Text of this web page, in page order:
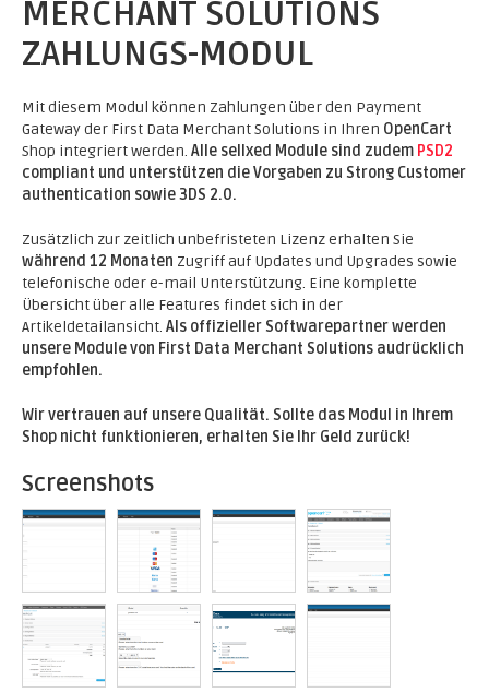
MERCHANT SOLUTIONS
ZAHLUNGS-MODUL
Mit diesem Modul können Zahlungen über den Payment
Gateway der First Data Merchant Solutions in Ihren OpenCart
Shop integriert werden. Alle sellxed Module sind zudem PSD2
compliant und unterstützen die Vorgaben zu Strong Customer
authentication sowie 3DS 2.0.
Zusätzlich zur zeitlich unbefristeten Lizenz erhalten Sie
während 12 Monaten Zugriff auf Updates und Upgrades sowie
telefonische oder e-mail Unterstützung. Eine komplette
Übersicht über alle Features findet sich in der
Artikeldetailansicht. Als offizieller Softwarepartner werden
unsere Module von First Data Merchant Solutions audrücklich
empfohlen.
Wir vertrauen auf unsere Qualität. Sollte das Modul in Ihrem
Shop nicht funktionieren, erhalten Sie Ihr Geld zurück!
Screenshots